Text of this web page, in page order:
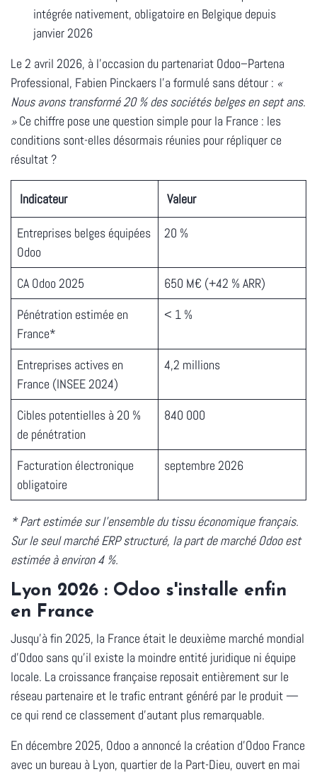
intégrée nativement, obligatoire en Belgique depuis
janvier 2026
Le 2 avril 2026, à l'occasion du partenariat Odoo–Partena
Professional, Fabien Pinckaers l'a formulé sans détour : «
Nous avons transformé 20 % des sociétés belges en sept ans.
»Ce chiffre pose une question simple pour la France : les
conditions sont-elles désormais réunies pour répliquer ce
résultat ?
Indicateur Valeur
Entreprises belges équipées
Odoo
20 %
CA Odoo 2025 650 M€ (+42 % ARR)
Pénétration estimée en
France*
< 1 %
Entreprises actives en
France (INSEE 2024)
4,2 millions
Cibles potentielles à 20 %
de pénétration
840 000
Facturation électronique
obligatoire
septembre 2026
* Part estimée sur l'ensemble du tissu économique français.
Sur le seul marché ERP structuré, la part de marché Odoo est
estimée à environ 4 %.
Lyon 2026 : Odoo s'installe enfin
en France
Jusqu'à fin 2025, la France était le deuxième marché mondial
d'Odoo sans qu'il existe la moindre entité juridique ni équipe
locale. La croissance française reposait entièrement sur le
réseau partenaire et le trafic entrant généré par le produit —
ce qui rend ce classement d'autant plus remarquable.
En décembre 2025, Odoo a annoncé la création d'Odoo France
avec un bureau à Lyon, quartier de la Part-Dieu, ouvert en mai